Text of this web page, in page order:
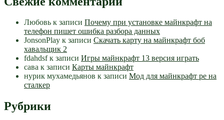
Любовь к записи Почему при установке майнкрафт на
телефон пишет ошибка разбора данных
JonsonPlay к записи Скачать карту на майнкрафт боб
хавальщик 2
fdahdsfк записи Игры майнкрафт 13 версия играть
сава к записи Карты майнкрафт
нурик мухамедьянов к записи Мод для майнкрафт pe на
сталкер
Рубрики